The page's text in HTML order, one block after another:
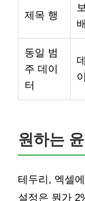
제목 행
동일 범
주 데이
터
이
원하는
테두리, 엑셀
설정은 뭔가